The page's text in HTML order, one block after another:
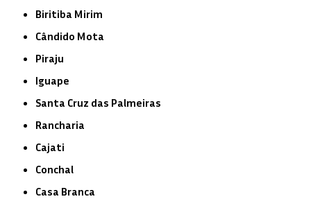
Biritiba Mirim
Cândido Mota
Piraju
Iguape
Santa Cruz das Palmeiras
Rancharia
Cajati
Conchal
Casa Branca